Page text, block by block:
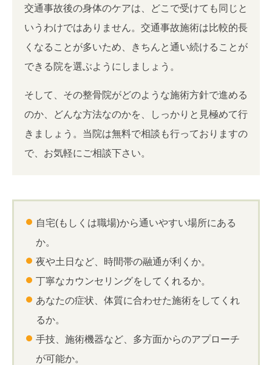
交通事故後の身体のケアは、どこで受けても同じと
いうわけではありません。交通事故施術は比較的長
くなることが多いため、きちんと通い続けることが
できる院を選ぶようにしましょう。
そして、その整骨院がどのような施術方針で進める
のか、どんな方法なのかを、しっかりと見極めて行
きましょう。当院は無料で相談も行っておりますの
で、お気軽にご相談下さい。
自宅(もしくは職場)から通いやすい場所にある
か。
夜や土日など、時間帯の融通が利くか。
丁寧なカウンセリングをしてくれるか。
あなたの症状、体質に合わせた施術をしてくれ
るか。
手技、施術機器など、多方面からのアプローチ
が可能か。